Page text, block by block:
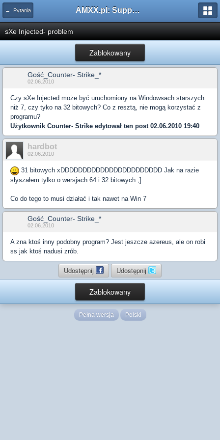
← Pytania AMXX.pl: Support AMX Mod X i SourceMod
sXe Injected- problem
Zablokowany
Gość_Counter- Strike_*
02.06.2010
Czy sXe Injected może być uruchomiony na Windowsach starszych
niż 7, czy tyko na 32 bitowych? Co z resztą, nie mogą korzystać z
programu?
Użytkownik Counter- Strike edytował ten post 02.06.2010 19:40
hardbot
02.06.2010
31 bitowych xDDDDDDDDDDDDDDDDDDDDDDD Jak na razie
słyszałem tylko o wersjach 64 i 32 bitowych ;]
Co do tego to musi działać i tak nawet na Win 7
Gość_Counter- Strike_*
02.06.2010
A zna ktoś inny podobny program? Jest jeszcze azereus, ale on robi
ss jak ktoś nadusi zrób.
Udostępnij Udostępnij
Zablokowany
Pełna wersja Polski